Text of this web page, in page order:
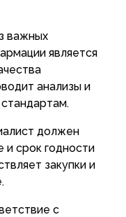
важных
является
анализы и
должен
и срок годности
закупки и
с